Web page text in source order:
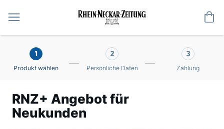
1
Produkt wählen
2
Persönliche Daten
3
Zahlung
RNZ+ Angebot für
Neukunden